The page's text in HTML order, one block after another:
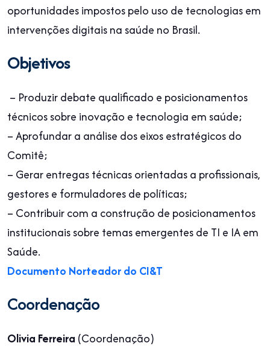
oportunidades impostos pelo uso de tecnologias em
intervenções digitais na saúde no Brasil.
Objetivos
– Produzir debate qualificado e posicionamentos
técnicos sobre inovação e tecnologia em saúde;
– Aprofundar a análise dos eixos estratégicos do
Comitê;
– Gerar entregas técnicas orientadas a profissionais,
gestores e formuladores de políticas;
– Contribuir com a construção de posicionamentos
institucionais sobre temas emergentes de TI e IA em
Saúde.
Documento Norteador do CI&T
Coordenação
Olivia Ferreira (Coordenação)